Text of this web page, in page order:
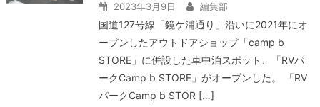
2023年3月9日 編集部
国道127号線「鏡ケ浦通り」沿いに2021年にオ
ープンしたアウトドアショップ「camp b
STORE」に併設した車中泊スポット、「RVパ
ークCamp b STORE」がオープンした。 「RV
パークCamp b STOR […]